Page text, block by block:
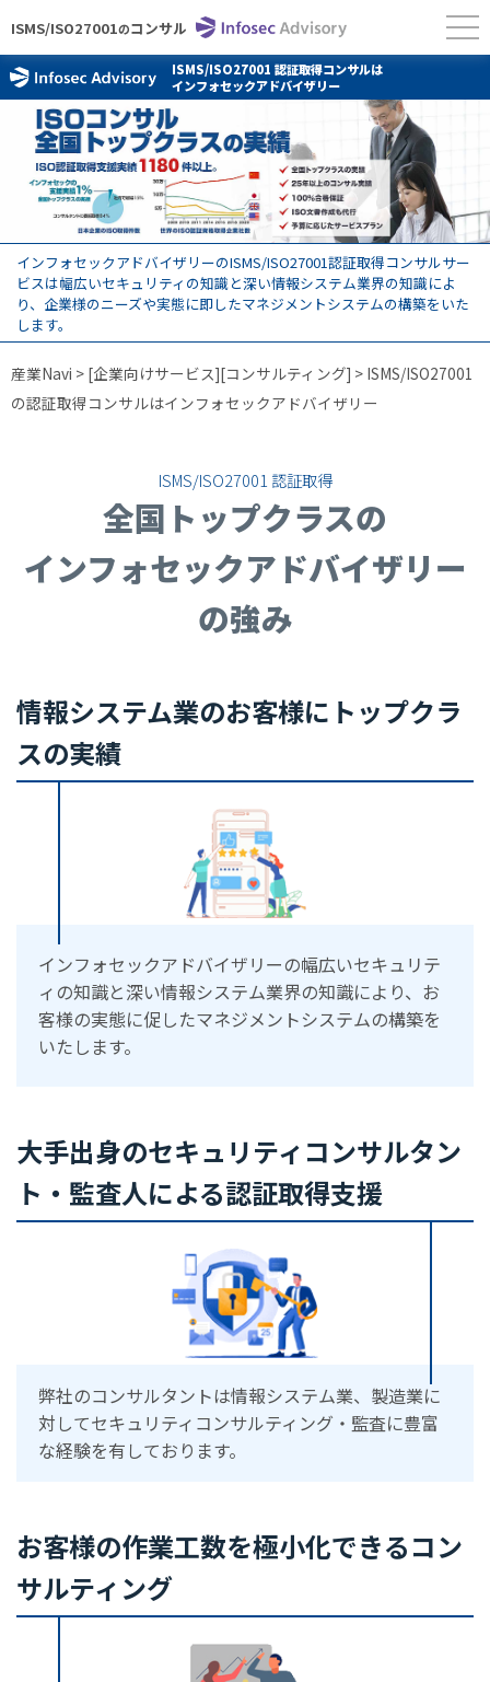
ISMS/ISO27001のコンサル
ISMS/ISO27001 認証取得コンサルは
インフォセックアドバイザリー
インフォセックアドバイザリーのISMS/ISO27001認証取得コンサルサー
ビスは幅広いセキュリティの知識と深い情報システム業界の知識によ
り、企業様のニーズや実態に即したマネジメントシステムの構築をいた
します。
産業Navi > [企業向けサービス][コンサルティング] > ISMS/ISO27001
の認証取得コンサルはインフォセックアドバイザリー
ISMS/ISO27001 認証取得
全国トップクラスの
インフォセックアドバイザリー
の強み
情報システム業のお客様にトップクラ
スの実績
インフォセックアドバイザリーの幅広いセキュリテ
ィの知識と深い情報システム業界の知識により、お
客様の実態に促したマネジメントシステムの構築を
いたします。
大手出身のセキュリティコンサルタン
ト・監査人による認証取得支援
弊社のコンサルタントは情報システム業、製造業に
対してセキュリティコンサルティング・監査に豊富
な経験を有しております。
お客様の作業工数を極小化できるコン
サルティング